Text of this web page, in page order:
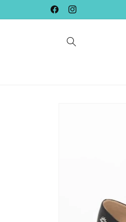
directamente
al contenido
FacebookInstagram